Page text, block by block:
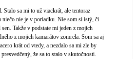
Stalo sa mi to už viackrát, ale tentoraz
niečo nie je v poriadku. Nie som si istý, či
Takže v podstate mi jeden z mojich
z mojich kamarátov zomrela. Som sa aj
krát od vtedy, a nezdalo sa mi zle by
že sa to stalo v skutočnosti.